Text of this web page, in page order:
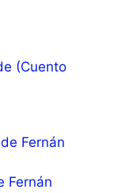
(Cuento
Fernán